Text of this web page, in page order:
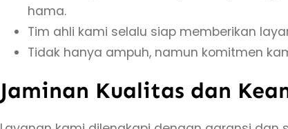
hama.
Tim ahli kami selalu siap memberikan
Tidak hanya ampuh, namun komitmen
Jaminan Kualitas dan